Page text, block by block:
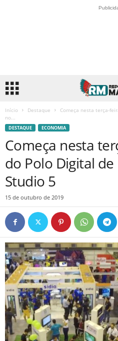
Início Destaque
Começa nesta terça-
no...
DESTAQUE ECONOMIA
Começa nesta
do Polo Digital
Studio 5
15 de outubro de 2019